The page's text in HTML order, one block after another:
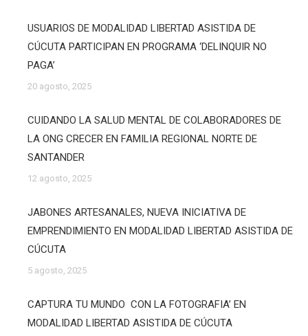
USUARIOS DE MODALIDAD LIBERTAD ASISTIDA DE
CÚCUTA PARTICIPAN EN PROGRAMA ‘DELINQUIR NO
PAGA’
20 agosto, 2025
CUIDANDO LA SALUD MENTAL DE COLABORADORES DE
LA ONG CRECER EN FAMILIA REGIONAL NORTE DE
SANTANDER
12 agosto, 2025
JABONES ARTESANALES, NUEVA INICIATIVA DE
EMPRENDIMIENTO EN MODALIDAD LIBERTAD ASISTIDA DE
CÚCUTA
5 agosto, 2025
CAPTURA TU MUNDO CON LA FOTOGRAFIA’ EN
MODALIDAD LIBERTAD ASISTIDA DE CÚCUTA